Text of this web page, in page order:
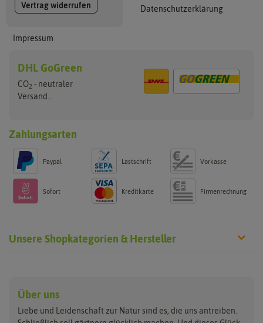
Vertrag widerrufen
Impressum
Datenschutzerklärung
DHL GoGreen
CO2 - neutraler
Versand...
Zahlungsarten
Paypal Lastschrift Vorkasse
Sofort Kreditkarte Firmenrechnung
Unsere Shopkategorien & Hersteller
Anzuchtschalen
Beleuchtung
Keimsprossen
Benary
Buzzy Seeds FLORTUS
Über uns
Liebe und Leidenschaft zur Natur sind es, die uns antreiben.